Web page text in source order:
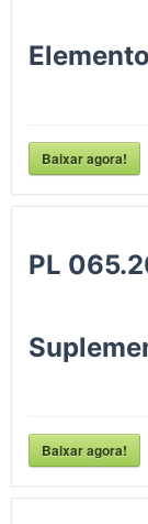
Baixar agora!
PL
Baixar agora!